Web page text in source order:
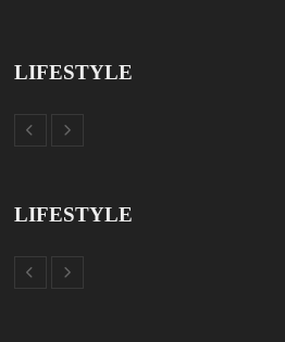
LIFESTYLE
LIFESTYLE